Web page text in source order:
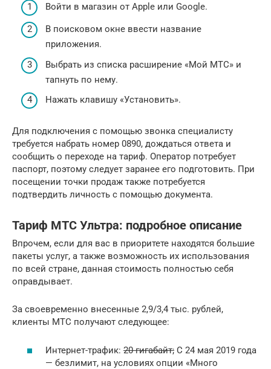
Войти в магазин от Apple или Google.
В поисковом окне ввести название
приложения.
Выбрать из списка расширение «Мой МТС» и
тапнуть по нему.
Нажать клавишу «Установить».
Для подключения с помощью звонка специалисту
требуется набрать номер 0890, дождаться ответа и
сообщить о переходе на тариф. Оператор потребует
паспорт, поэтому следует заранее его подготовить. При
посещении точки продаж также потребуется
подтвердить личность с помощью документа.
Тариф МТС Ультра: подробное описание
Впрочем, если для вас в приоритете находятся большие
пакеты услуг, а также возможность их использования
по всей стране, данная стоимость полностью себя
оправдывает.
За своевременно внесенные 2,9/3,4 тыс. рублей,
клиенты МТС получают следующее:
Интернет-трафик: 20 гигабайт; С 24 мая 2019 года
— безлимит, на условиях опции «Много